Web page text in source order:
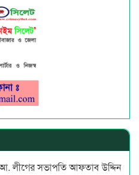
লীগের সভাপ‌তি আফতাব উদ্দিন